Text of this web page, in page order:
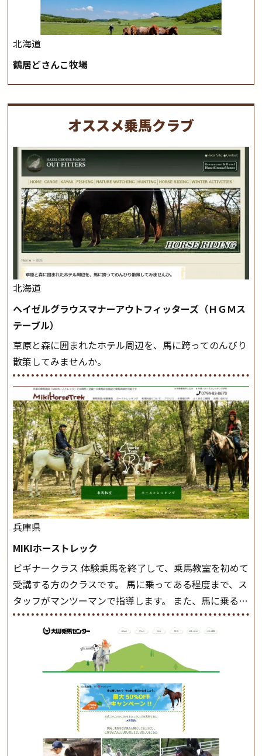
北海道
鶴居どさんこ牧場
オススメ乗馬クラブ
北海道
ヘイゼルグラウスマナーアウトフィッターズ（ＨＧＭス
テーブル）
草原と森に囲まれたホテル周辺を、馬に跨ってのんびり
散策してみませんか。
兵庫県
MIKIホーストレック
ビギナークラス 体験乗馬を終了して、乗馬教室を初めて
受講する方のクラスです。 馬に乗ってある程度まで、ス
タッフがマンツーマンで指導します。 また、馬に乗るだ
けでなく、馬の手入れや馬装（鞍などを装着する） も
このクラスで把握し、「馬に触れること」にも慣れてい
きましょう。 スタートクラス ビギナークラスで単独で
軽速歩(けいはやあし)ができるようになったら スタート
クラスへ。 グループレッスンで馬のスピードを調整し
ながら 軽速歩・正反撞(せいはんどう)を学びます。 安定
した手綱操作と軽速歩・正反撞ができるようになれば
駈歩(かけあし)練習に入ります。 ホップクラス スタート
クラスで常歩(なみあし)や 速歩、駈歩の初歩をマスター